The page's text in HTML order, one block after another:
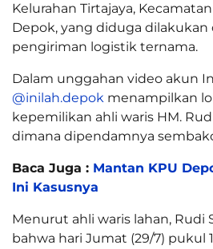
Kelurahan Tirtajaya,
Depok, yang diduga dilakukan
pengiriman logistik ternama.
Dalam unggahan video akun
@inilah.depok menampilkan
kepemilikan ahli waris HM.
dimana dipendamnya
Baca Juga : Mantan KPU
Ini Kasusnya
Menurut ahli waris lahan, Rudi
bahwa hari Jumat (29/7) pukul